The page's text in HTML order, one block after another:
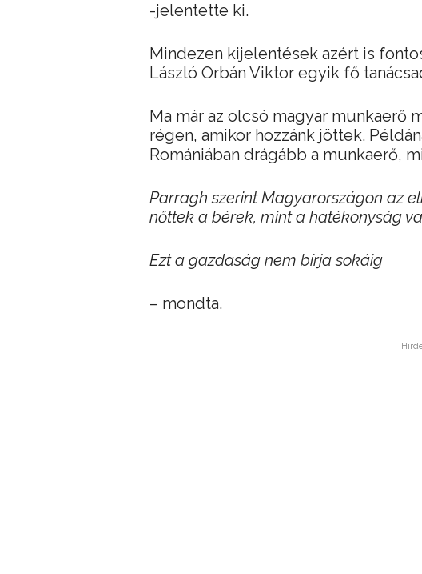
-jelentette ki.
Mindezen kijelentések azért is
László Orbán Viktor egyik fő
Ma már az olcsó magyar munkaerő
régen, amikor hozzánk jöttek.
Romániában drágább a munkaerő,
Parragh szerint Magyarországon az
nőttek a bérek, mint a hatékonyság
Ezt a gazdaság nem bírja sokáig
– mondta.